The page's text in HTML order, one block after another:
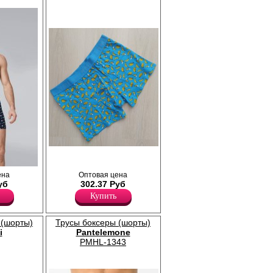
Трусы боксеры мужские из натурального
хлопка, прилегающего силуэта, с
профилированным гульфиком. Принт в
ассортименте, наличие уточнить у
менеджера.
Хлопок 90%
Эластан 10%
Оптовая цена
302.37 Руб
Купить
Трусы боксеры (шорты)
Pantelemone
PMHL-1343